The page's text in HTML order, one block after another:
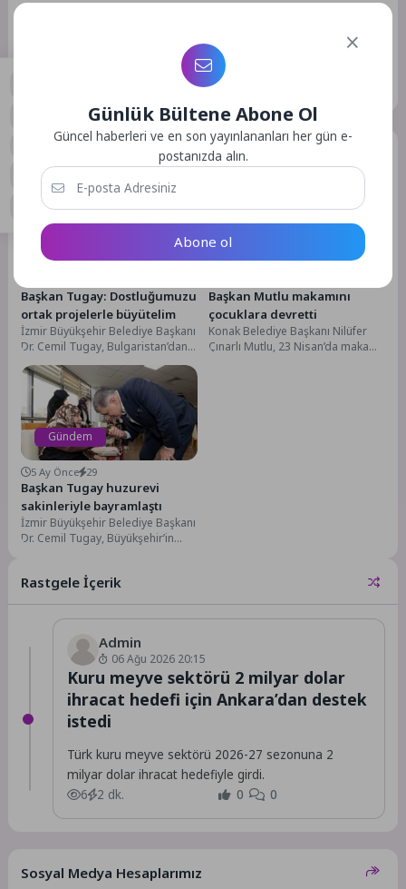
Başkan Tugay: Dostluğumuzu
ortak projelerle büyütelim
İzmir Büyükşehir Belediye Başkanı
Dr. Cemil Tugay, Bulgaristan’dan
İzmir’in kardeş kenti Kırcaali
Belediye Başkanı Erol...
Başkan Mutlu makamını
çocuklara devretti
Konak Belediye Başkanı Nilüfer
Çınarlı Mutlu, 23 Nisan’da makam
Gündem
5 Ay Önce 29
Başkan Tugay huzurevi
sakinleriyle bayramlaştı
İzmir Büyükşehir Belediye Başkanı
Dr. Cemil Tugay, Büyükşehir’in
Ziyarette,...
Rastgele İçerik
Admin
06 Ağu 2026 20:15
Kuru meyve sektörü 2 milyar dolar
ihracat hedefi için Ankara’dan destek
istedi
Türk kuru meyve sektörü 2026-27 sezonuna 2
milyar dolar ihracat hedefiyle girdi.
6
2 dk. 0 0
Sosyal Medya Hesaplarımız
Günlük Bültene Abone Ol
Güncel haberleri ve en son yayınlananları her gün e-
postanızda alın.
Abone ol